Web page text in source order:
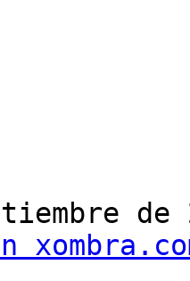
de